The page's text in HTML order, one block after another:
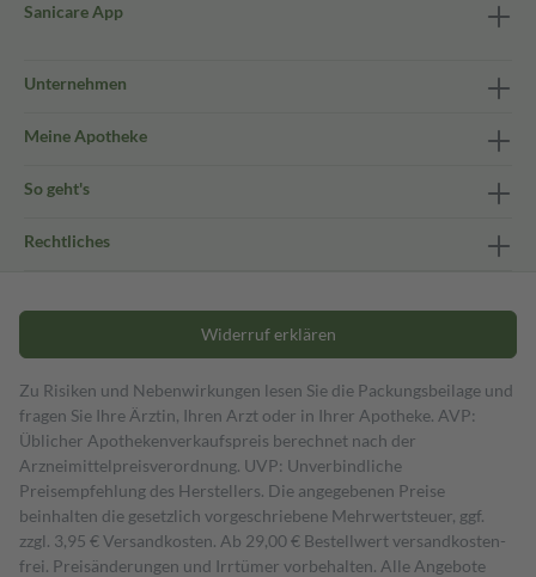
Sanicare App
Unternehmen
Meine Apotheke
So geht's
Rechtliches
Widerruf erklären
Zu Risiken und Nebenwirkungen lesen Sie die Packungsbeilage und
fragen Sie Ihre Ärztin, Ihren Arzt oder in Ihrer Apotheke. AVP:
Üblicher Apothekenverkaufspreis berechnet nach der
Arzneimittelpreisverordnung. UVP: Unverbindliche
Preisempfehlung des Herstellers. Die angegebenen Preise
beinhalten die gesetzlich vorgeschriebene Mehrwertsteuer, ggf.
zzgl. 3,95 € Versandkosten. Ab 29,00 € Bestell­wert versand­kosten­
frei. Preisänderungen und Irrtümer vorbehalten. Alle Angebote